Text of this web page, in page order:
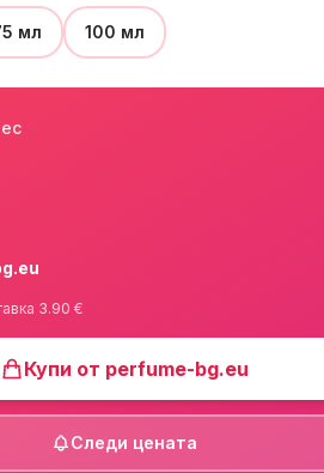
мл 100 мл
3.90 €
Купи от perfume-bg.eu
Следи цената